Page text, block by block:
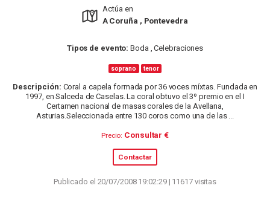
Actúa en
A Coruña , Pontevedra
Tipos de evento: Boda , Celebraciones
soprano tenor
Descripción: Coral a capela formada por 36 voces míxtas. Fundada en
1997, en Salceda de Caselas. La coral obtuvo el 3º premio en el I
Certamen nacional de masas corales de la Avellana,
Asturias.Seleccionada entre 130 coros como una de las ...
Precio: Consultar €
Contactar
Publicado el 20/07/2008 19:02:29 | 11617 visitas